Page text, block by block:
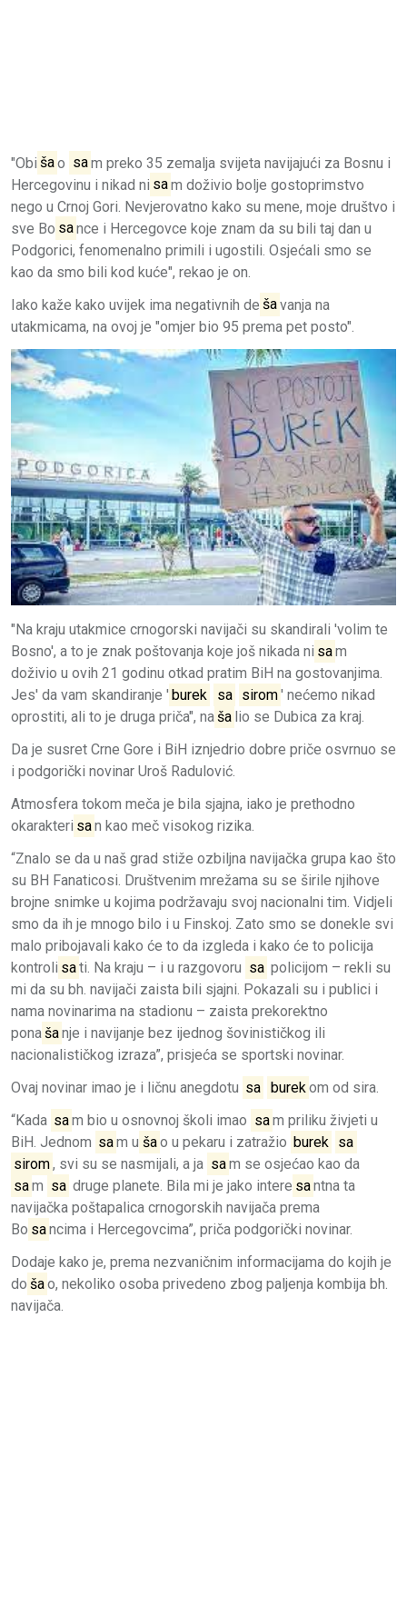
"Obi šao sam preko 35 zemalja svijeta navijajući za Bosnu i
Hercegovinu i nikad ni sam doživio bolje gostoprimstvo
nego u Crnoj Gori. Nevjerovatno kako su mene, moje društvo i
sve Bo sance i Hercegovce koje znam da su bili taj dan u
Podgorici, fenomenalno primili i ugostili. Osjećali smo se
kao da smo bili kod kuće", rekao je on.
Iako kaže kako uvijek ima negativnih de šavanja na
utakmicama, na ovoj je "omjer bio 95 prema pet posto".
"Na kraju utakmice crnogorski navijači su skandirali 'volim te
Bosno', a to je znak poštovanja koje još nikada ni sam
doživio u ovih 21 godinu otkad pratim BiH na gostovanjima.
Jes' da vam skandiranje ' burek sa sirom' nećemo nikad
oprostiti, ali to je druga priča", naša lio se Dubica za kraj.
Da je susret Crne Gore i BiH iznjedrio dobre priče osvrnuo se
i podgorički novinar Uroš Radulović.
Atmosfera tokom meča je bila sjajna, iako je prethodno
okarakteri san kao meč visokog rizika.
“Znalo se da u naš grad stiže ozbiljna navijačka grupa kao što
su BH Fanaticosi. Društvenim mrežama su se širile njihove
brojne snimke u kojima podržavaju svoj nacionalni tim. Vidjeli
smo da ih je mnogo bilo i u Finskoj. Zato smo se donekle svi
malo pribojavali kako će to da izgleda i kako će to policija
kontroli sati. Na kraju – i u razgovoru sa policijom – rekli su
mi da su bh. navijači zaista bili sjajni. Pokazali su i publici i
nama novinarima na stadionu – zaista prekorektno
ponašanje i navijanje bez ijednog šovinističkog ili
nacionalističkog izraza”, prisjeća se sportski novinar.
Ovaj novinar imao je i ličnu anegdotu sa burek om od sira.
“Kada sam bio u osnovnoj školi imao sam priliku živjeti u
BiH. Jednom sam u šao u pekaru i zatražio burek
sa
sirom, svi su se nasmijali, a ja sam se osjećao kao da
sam sa druge planete. Bila mi je jako intere santna ta
navijačka poštapalica crnogorskih navijača prema
Bo sancima i Hercegovcima”, priča podgorički novinar.
Dodaje kako je, prema nezvaničnim informacijama do kojih je
do šao, nekoliko osoba privedeno zbog paljenja kombija bh.
navijača.